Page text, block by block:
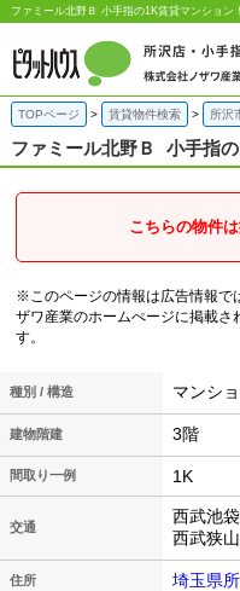
ファミール北野Ｂ 小手指の1K賃貸マンション
TOPページ 賃貸物件検索 所沢
ファミール北野Ｂ 小手指
こちらの物件
※このページの情報は広告情報で
ザワ産業のホームぺージに掲載
す。
種別 / 構造 マンシ
建物階建 3階
間取り一例 1K
交通
西武池
西武狭
住所 埼玉県